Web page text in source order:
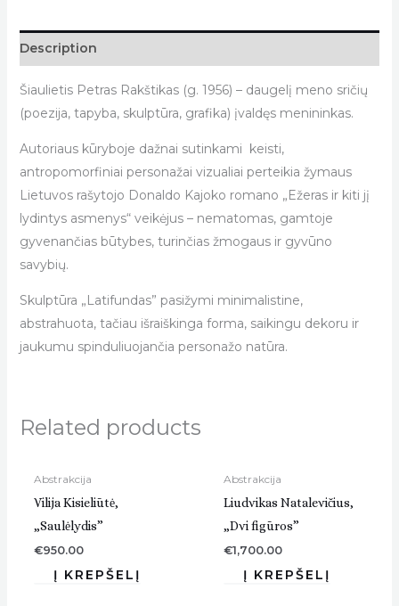
Description
Šiaulietis Petras Rakštikas (g. 1956) – daugelį meno sričių
(poezija, tapyba, skulptūra, grafika) įvaldęs menininkas.
Autoriaus kūryboje dažnai sutinkami keisti,
antropomorfiniai personažai vizualiai perteikia žymaus
Lietuvos rašytojo Donaldo Kajoko romano „Ežeras ir kiti jį
lydintys asmenys“ veikėjus – nematomas, gamtoje
gyvenančias būtybes, turinčias žmogaus ir gyvūno
savybių.
Skulptūra „Latifundas” pasižymi minimalistine,
abstrahuota, tačiau išraiškinga forma, saikingu dekoru ir
jaukumu spinduliuojančia personažo natūra.
Related products
Abstrakcija
Vilija Kisieliūtė,
„Saulėlydis”
€950.00
Abstrakcija
Liudvikas Natalevičius,
„Dvi figūros”
€1,700.00